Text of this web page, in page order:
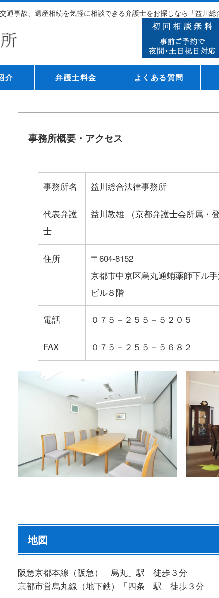
通事故、遺産相続を気軽に相談できる弁護士をお探しなら「益川総
介 弁護士料金 よくある質問
事務所概要・アクセス
事務所名 益川総合法律事務所
代表弁護
士
益川教雄 （京都弁護士会所属・登
住所
〒604-8152
京都市中京区烏丸通蛸薬師下ル
ビル８階
電話 ０７５－２５５－５２０５
FAX ０７５－２５５－５６８２
地図
阪急京都本線（阪急）「烏丸」駅 徒歩３分
京都市営烏丸線（地下鉄）「四条」駅 徒歩３分